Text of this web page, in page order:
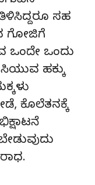
ಸಹ
ಗೋಜಿಗೆ
ಒಂದೇ ಒಂದು
ಹಕ್ಕು
ಕೊಲೆತನಕ್ಕೆ